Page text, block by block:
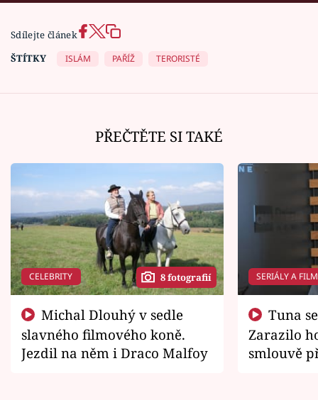
Sdílejte článek
ŠTÍTKY
ISLÁM PAŘÍŽ TERORISTÉ
PŘEČTĚTE SI TAKÉ
CELEBRITY 8 fotografií
slavného filmového koně.
Jezdil na něm i Draco Malfoy
SERIÁLY A
Zarazilo
smlouvě